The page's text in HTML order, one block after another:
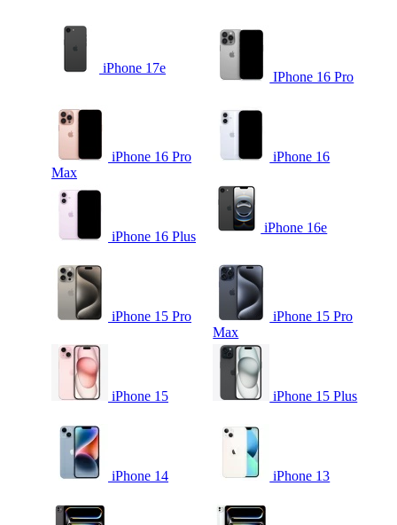
iPhone 17e
IPhone 16 Pro
iPhone 16 Pro
Max
iPhone 16
iPhone 16 Plus
iPhone 16e
iPhone 15 Pro
iPhone 15 Pro
Max
iPhone 15 iPhone 15 Plus
iPhone 14 iPhone 13